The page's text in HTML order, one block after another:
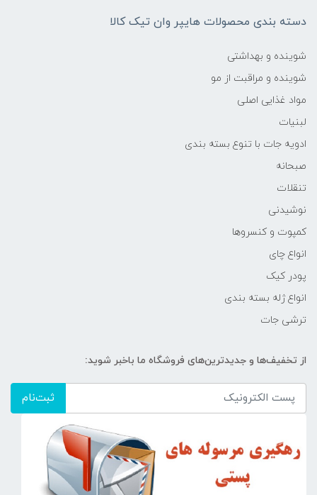
دسته بندی محصولات هایپر وان تیک کالا
شوینده و بهداشتی
شوینده و مراقبت از مو
مواد غذایی اصلی
لبنیات
ادویه جات با تنوع بسته بندی
صبحانه
تنقلات
نوشیدنی
کمپوت و کنسروها
انواع چای
پودر کیک
انواع ژله بسته بندی
ترشی جات
از تخفیف‌ها و جدیدترین‌های فروشگاه ما باخبر شوید:
ثبت‌نام